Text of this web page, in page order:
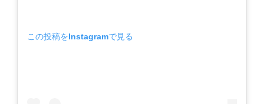
この投稿をInstagramで見る